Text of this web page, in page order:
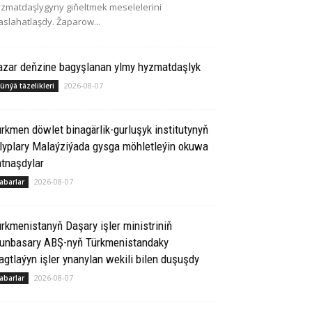
giňeltmek meselelerini
Žaparow...
deňzine bagyşlanan ylmy hyzmatdaşlyk
täzelikleri 2026-08-07
döwlet binagärlik-gurluşyk institutynyň
Malaýziýada gysga möhletleýin okuwa
2026-08-07
Daşary işler ministriniň
ABŞ-nyň Türkmenistandaky
işler ynanylan wekili bilen duşuşdy
2026-08-07